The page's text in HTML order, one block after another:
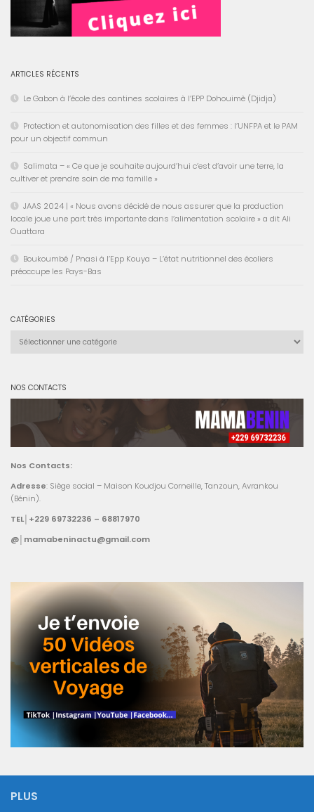
ARTICLES RÉCENTS
Le Gabon à l’école des cantines scolaires à l’EPP Dohouimè (Djidja)
Protection et autonomisation des filles et des femmes : l’UNFPA et le PAM
pour un objectif commun
Salimata – « Ce que je souhaite aujourd’hui c’est d’avoir une terre, la
cultiver et prendre soin de ma famille »
JAAS 2024 | « Nous avons décidé de nous assurer que la production
locale joue une part très importante dans l’alimentation scolaire » a dit Ali
Ouattara
Boukoumbé / Pnasi à l’Epp Kouya – L’état nutritionnel des écoliers
préoccupe les Pays-Bas
CATÉGORIES
NOS CONTACTS
Nos Contacts:
Adresse: Siège social – Maison Koudjou Corneille, Tanzoun, Avrankou
(Bénin).
TEL│+229 69732236 – 68817970
@│mamabeninactu@gmail.com
PLUS